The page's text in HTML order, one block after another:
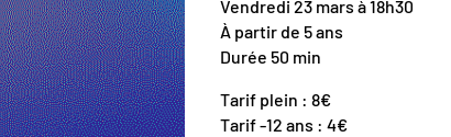
Vendredi 23 mars à 18h30
À partir de 5 ans
Durée 50 min
Tarif plein : 8€
Tarif -12 ans : 4€